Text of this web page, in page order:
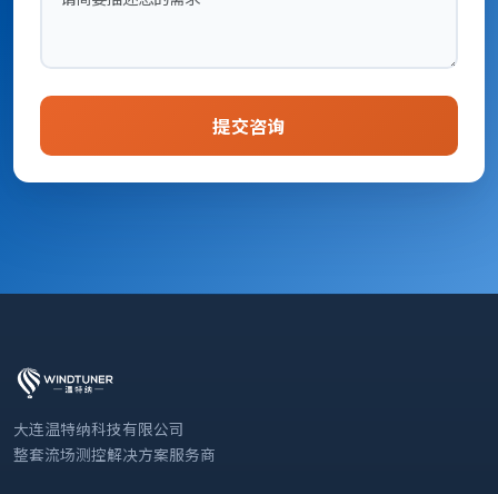
提交咨询
大连温特纳科技有限公司
整套流场测控解决方案服务商